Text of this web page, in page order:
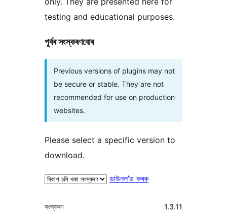
testing and educational purposes.
পূৰ্বৰ সংস্কৰণবোৰ
Previous versions of plugins may not
be secure or stable. They are not
recommended for use on production
websites.
Please select a specific version to
download.
ডাউনল’ড কৰক
মেটা 1.3.11
সংস্কৰণ